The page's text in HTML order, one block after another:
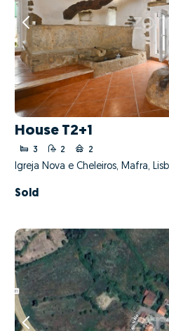
House T2+1
3 2 2
Igreja Nova e Cheleiros, Mafra,
Sold